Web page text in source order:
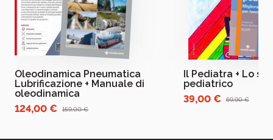
Oleodinamica Pneumatica
Lubrificazione + Manuale di
oleodinamica
124,00 €
159,00 €
Il Pediatra + Lo
pediatrico
39,00 €
69,90 €